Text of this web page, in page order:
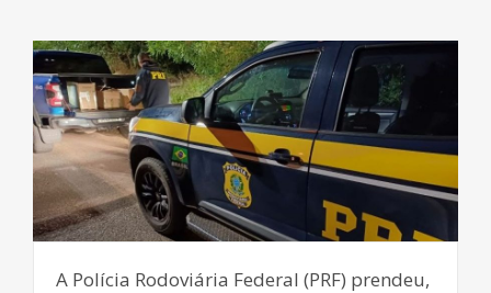
A Polícia Rodoviária Federal (PRF) prendeu,